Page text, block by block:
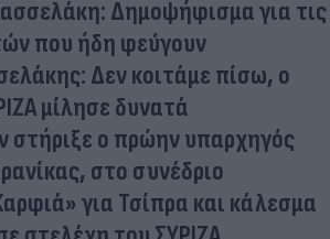
Δημοψήφισμα για τις
που ήδη φεύγουν
Δεν κοιτάμε πίσω, ο
μίλησε δυνατά
στήριξε ο πρώην υπαρχηγός
στο συνέδριο
για Τσίπρα και κάλεσμα